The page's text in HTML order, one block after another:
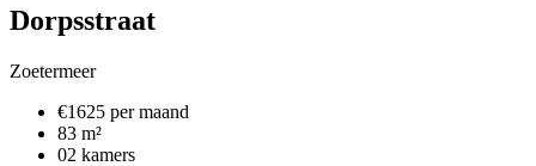
Dorpsstraat
Zoetermeer
€1625 per maand
83 m²
02 kamers